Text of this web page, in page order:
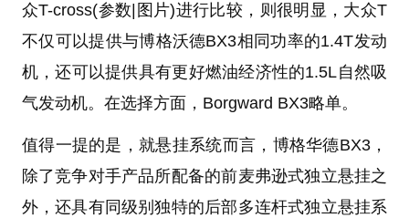
众T-cross(参数|图片)进行比较，则很明显，大众T
不仅可以提供与博格沃德BX3相同功率的1.4T发动
机，还可以提供具有更好燃油经济性的1.5L自然吸
气发动机。在选择方面，Borgward BX3略单。
值得一提的是，就悬挂系统而言，博格华德BX3，
除了竞争对手产品所配备的前麦弗逊式独立悬挂之
外，还具有同级别独特的后部多连杆式独立悬挂系